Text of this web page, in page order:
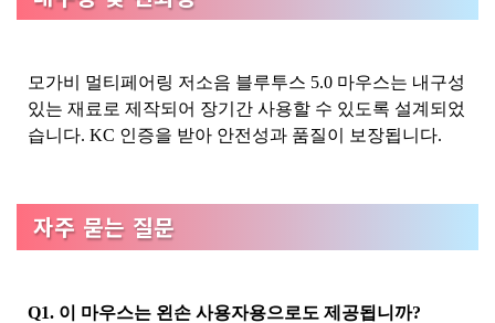
모가비 멀티페어링 저소음 블루투스 5.0 마우스는 내구성
있는 재료로 제작되어 장기간 사용할 수 있도록 설계되었
습니다. KC 인증을 받아 안전성과 품질이 보장됩니다.
자주 묻는 질문
Q1. 이 마우스는 왼손 사용자용으로도 제공됩니까?